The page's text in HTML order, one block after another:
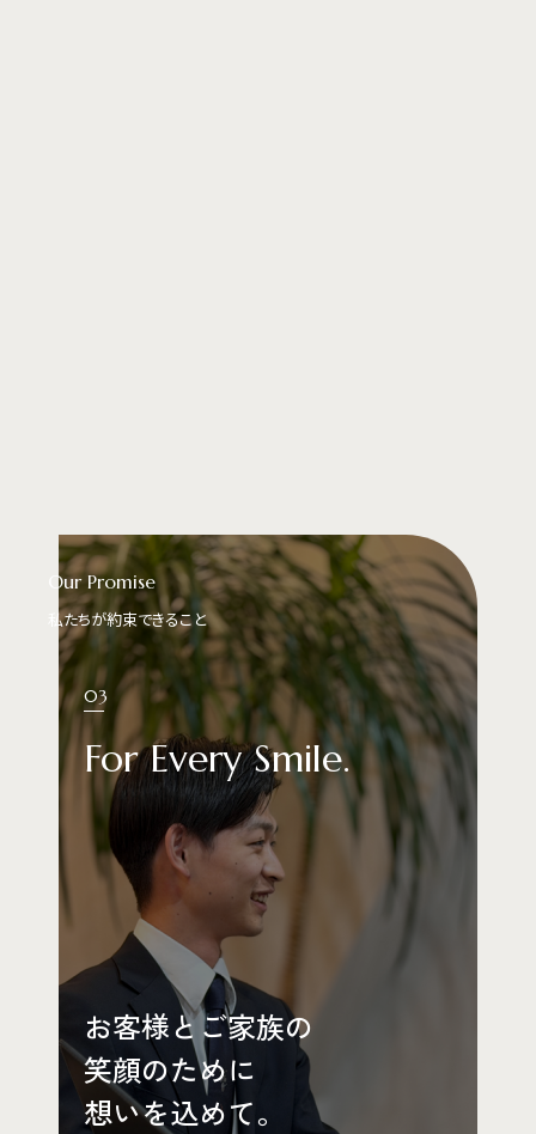
Our Promise
私たちが約束できること
03
For Every Smile.
お客様とご家族の
笑顔のために
想いを込めて。